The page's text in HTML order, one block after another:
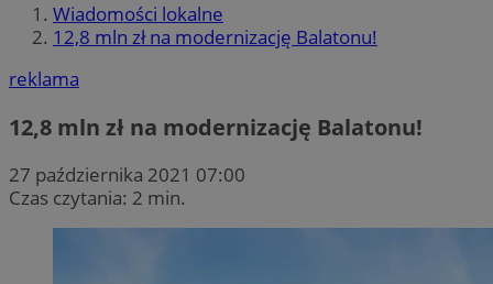
Wiadomości lokalne
12,8 mln zł na modernizację Balatonu!
reklama
12,8 mln zł na modernizację Balatonu!
27 października 2021 07:00
Czas czytania: 2 min.